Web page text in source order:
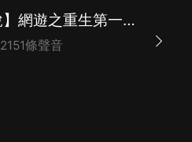
【爆款小說】網遊之重生第一劍神|單播|不喜勿噴！
2151條聲音